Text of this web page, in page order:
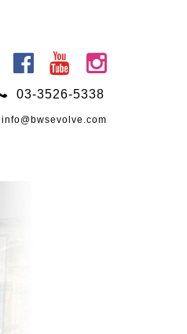
03-3526-5338
info@bwsevolve.com